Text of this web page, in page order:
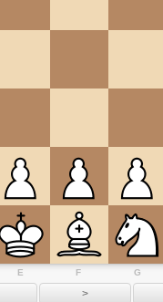
E F G